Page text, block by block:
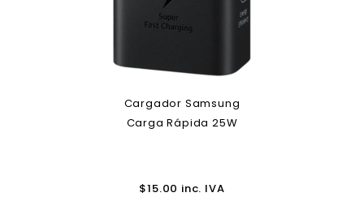
Cargador Samsung
Carga Rápida 25W
$15.00 inc. IVA